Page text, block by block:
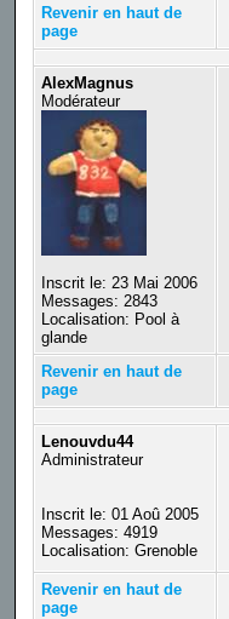
Revenir en haut de
page
AlexMagnus
Modérateur
Inscrit le: 23 Mai 2006
Messages: 2843
Localisation: Pool à
glande
Revenir en haut de
page
Lenouvdu44
Administrateur
Inscrit le: 01 Aoû 2005
Messages: 4919
Localisation: Grenoble
Revenir en haut de
page